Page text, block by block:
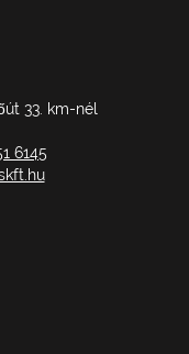
33. km-nél
6145